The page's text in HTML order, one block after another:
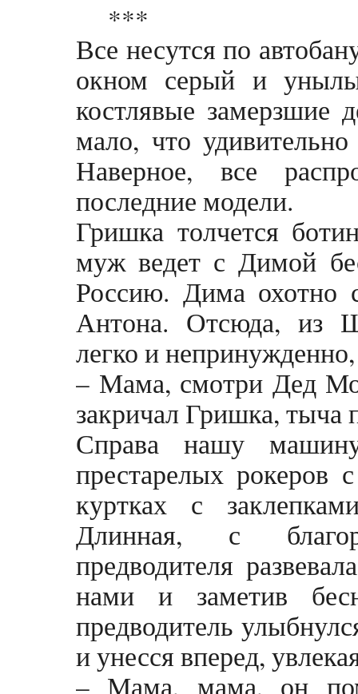
***
Все несутся по
окном серый и
костлявые замерзшие
мало, что
Наверное, все
последние модели.
Гришка толчется
муж ведет с Димой
Россию. Дима охотно
Антона. Отсюда, из
легко и
– Мама, смотри Дед
закричал Гришка, тыча
Справа нашу
престарелых
куртках с
Длинная, с
предводителя
нами и заметив
предводитель
и унесся вперед,
– Мама, мама, он